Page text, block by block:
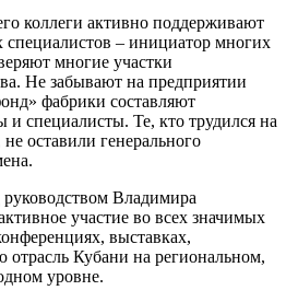
коллеги активно поддерживают
– ​инициатор многих
многие участки
Не забывают на предприятии
фабрики составляют
и специалисты. Те, кто трудился на
оставили генерального
Владимира
участие во всех значимых
выставках,
отрасль Кубани на региональном,
уровне.